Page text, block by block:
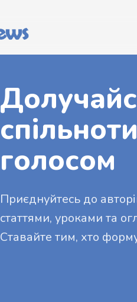
голосом
Приєднуйтесь до
статтями, уроками та
Ставайте тим, хто